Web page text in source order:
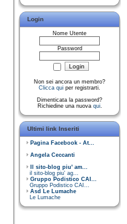
Login
Nome Utente
Password
Non sei ancora un membro?
Clicca qui per registrarti.
Dimenticata la password?
Richiedine una nuova qui.
Ultimi link Inseriti
Pagina Facebook - At...
Angela Ceccanti
Il sito-blog piu' am...
il sito-blog piu' ag...
Gruppo Podistico CAI...
Gruppo Podistico CAI...
Asd Le Lumache
Le Lumache